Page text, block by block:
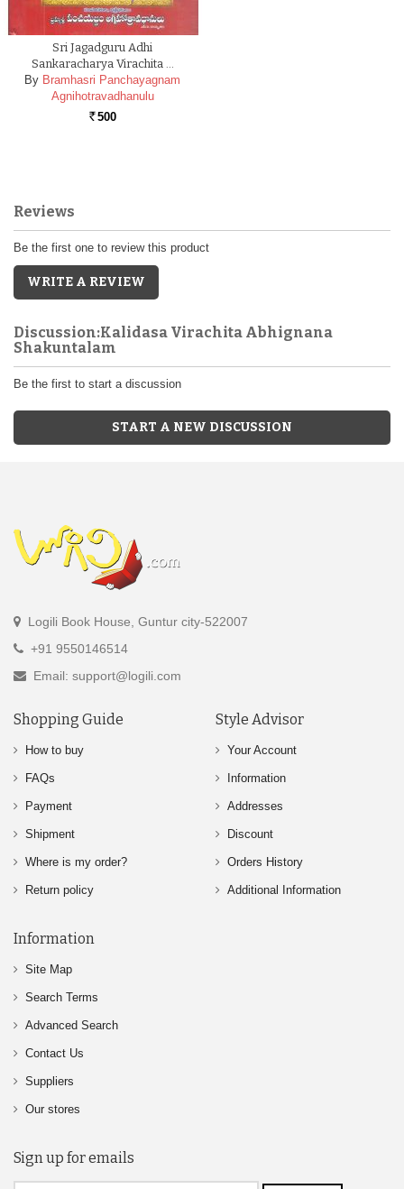
Sri Jagadguru Adhi
Sankaracharya Virachita …
By Bramhasri Panchayagnam
Agnihotravadhanulu
Rs. 500
Reviews
Be the first one to review this product
WRITE A REVIEW
Discussion:Kalidasa Virachita Abhignana
Shakuntalam
Be the first to start a discussion
START A NEW DISCUSSION
Logili Book House, Guntur city-522007
+91 9550146514
Email: support@logili.com
Shopping Guide
How to buy
FAQs
Payment
Shipment
Where is my order?
Return policy
Style Advisor
Your Account
Information
Addresses
Discount
Orders History
Additional Information
Information
Site Map
Search Terms
Advanced Search
Contact Us
Suppliers
Our stores
Sign up for emails